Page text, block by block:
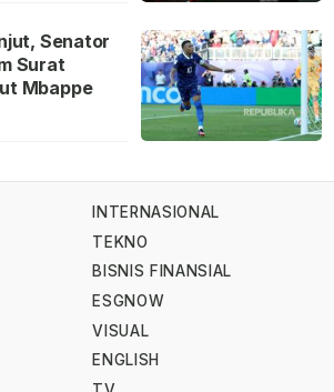
Senator
Surat
Mbappe
INTERNASIONAL
TEKNO
BISNIS FINANSIAL
ESGNOW
VISUAL
ENGLISH